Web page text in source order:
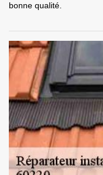
bonne qualité.